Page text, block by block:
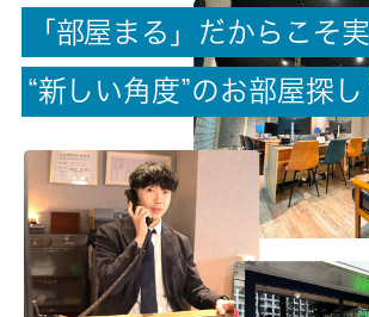
償却/敷引
-/-
権利金/雑費
-/-
総戸数
8戸
現状/入居可能日
「 部屋 ま る 」 だ か ら こ そ実
“新 し い角 度”のお部屋探 し